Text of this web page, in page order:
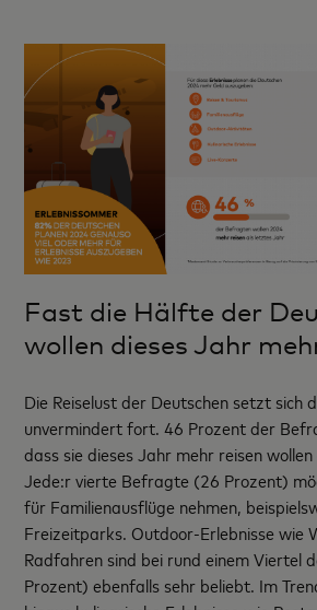
Fast die Hälfte der
wollen dieses Jahr
Die Reiselust der Deutschen setzt sich
unvermindert fort. 46 Prozent der
dass sie dieses Jahr mehr reisen
Jede:r vierte Befragte (26 Prozent)
für Familienausflüge nehmen,
Freizeitparks. Outdoor-Erlebnisse wie
Radfahren sind bei rund einem Viertel
Prozent) ebenfalls sehr beliebt. Im